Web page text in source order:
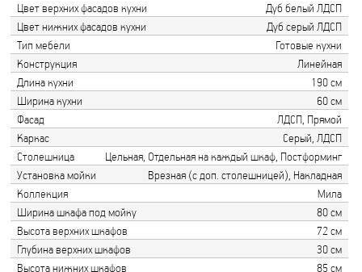
Цвет верхних фасадов кухни
Дуб белый ЛДСП
Цвет нижних фасадов кухни
Дуб серый ЛДСП
Тип мебели
Готовые кухни
Конструкция
Линейная
Длина кухни
190 см
Ширина кухни
60 см
Фасад
ЛДСП, Прямой
Каркас
Серый, ЛДСП
Столешница
Цельная, Отдельная на каждый шкаф, Постформинг
Установка мойки
Врезная (с доп. столешницей), Накладная
Коллекция
Мила
Ширина шкафа под мойку
80 см
Высота верхних шкафов
72 см
Глубина верхних шкафов
30 см
Высота нижних шкафов
85 см